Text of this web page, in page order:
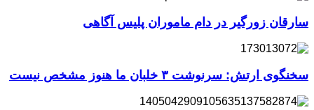
سارقان زورگیر در دام ماموران پلیس آگاهی
سخنگوی ارتش: سرنوشت ۳ خلبان ما هنوز مشخص نیست